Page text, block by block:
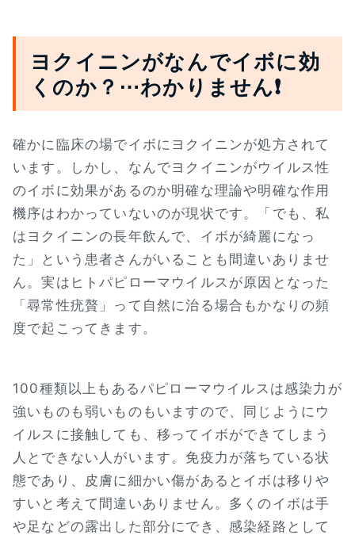
ヨクイニンがなんでイボに効
くのか？⋯わかりません❗
確かに臨床の場でイボにヨクイニンが処方されて
います。しかし、なんでヨクイニンがウイルス性
のイボに効果があるのか明確な理論や明確な作用
機序はわかっていないのが現状です。「でも、私
はヨクイニンの長年飲んで、イボが綺麗になっ
た」という患者さんがいることも間違いありませ
ん。実はヒトパピローマウイルスが原因となった
「尋常性疣贅」って自然に治る場合もかなりの頻
度で起こってきます。
100種類以上もあるパピローマウイルスは感染力が
強いものも弱いものもいますので、同じようにウ
イルスに接触しても、移ってイボができてしまう
人とできない人がいます。免疫力が落ちている状
態であり、皮膚に細かい傷があるとイボは移りや
すいと考えて間違いありません。多くのイボは手
や足などの露出した部分にでき、感染経路として